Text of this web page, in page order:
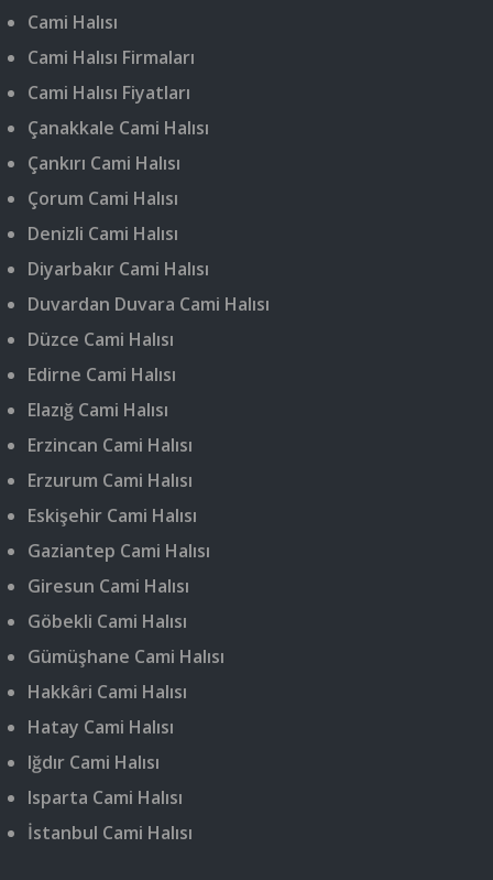
Cami Halısı
Cami Halısı Firmaları
Cami Halısı Fiyatları
Çanakkale Cami Halısı
Çankırı Cami Halısı
Çorum Cami Halısı
Denizli Cami Halısı
Diyarbakır Cami Halısı
Duvardan Duvara Cami Halısı
Düzce Cami Halısı
Edirne Cami Halısı
Elazığ Cami Halısı
Erzincan Cami Halısı
Erzurum Cami Halısı
Eskişehir Cami Halısı
Gaziantep Cami Halısı
Giresun Cami Halısı
Göbekli Cami Halısı
Gümüşhane Cami Halısı
Hakkâri Cami Halısı
Hatay Cami Halısı
Iğdır Cami Halısı
Isparta Cami Halısı
İstanbul Cami Halısı